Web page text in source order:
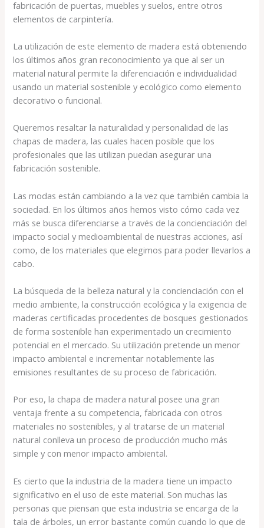
fabricación de puertas, muebles y suelos, entre otros
elementos de carpintería.
La utilización de este elemento de madera está obteniendo
los últimos años gran reconocimiento ya que al ser un
material natural permite la diferenciación e individualidad
usando un material sostenible y ecológico como elemento
decorativo o funcional.
Queremos resaltar la naturalidad y personalidad de las
chapas de madera, las cuales hacen posible que los
profesionales que las utilizan puedan asegurar una
fabricación sostenible.
Las modas están cambiando a la vez que también cambia la
sociedad. En los últimos años hemos visto cómo cada vez
más se busca diferenciarse a través de la concienciación del
impacto social y medioambiental de nuestras acciones, así
como, de los materiales que elegimos para poder llevarlos a
cabo.
La búsqueda de la belleza natural y la concienciación con el
medio ambiente, la construcción ecológica y la exigencia de
maderas certificadas procedentes de bosques gestionados
de forma sostenible han experimentado un crecimiento
potencial en el mercado. Su utilización pretende un menor
impacto ambiental e incrementar notablemente las
emisiones resultantes de su proceso de fabricación.
Por eso, la chapa de madera natural posee una gran
ventaja frente a su competencia, fabricada con otros
materiales no sostenibles, y al tratarse de un material
natural conlleva un proceso de producción mucho más
simple y con menor impacto ambiental.
Es cierto que la industria de la madera tiene un impacto
significativo en el uso de este material. Son muchas las
personas que piensan que esta industria se encarga de la
tala de árboles, un error bastante común cuando lo que de